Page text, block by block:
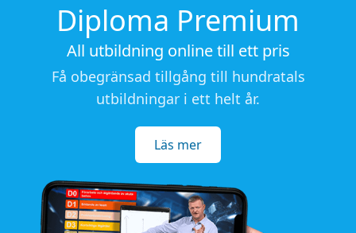
Diploma Premium
All utbildning online till ett pris
Få obegränsad tillgång till hundratals
utbildningar i ett helt år.
Läs mer